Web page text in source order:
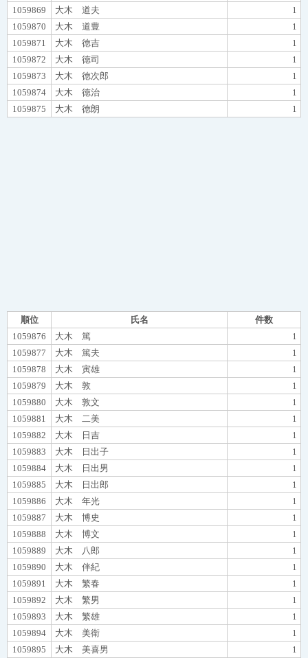
1059869
大木 道夫
1
1059870
大木 道豊
1
1059871
大木 徳吉
1
1059872
大木 徳司
1
1059873
大木 徳次郎
1
1059874
大木 徳治
1
1059875
大木 徳朗 1
順位 氏名
件数
1059876
大木 篤
1
1059877
大木 篤夫
1
1059878
大木 寅雄
1
1059879
大木 敦
1
1059880
大木 敦文
1
1059881
大木 二美
1
1059882
大木 日吉
1
1059883
大木 日出子
1
1059884
大木 日出男
1
1059885
大木 日出郎
1
1059886
大木 年光
1
1059887
大木 博史
1
1059888
大木 博文
1
1059889
大木 八郎
1
1059890
大木 伴紀
1
1059891
大木 繁春
1
1059892
大木 繁男
1
1059893
大木 繁雄
1
1059894
大木 美衛
1
1059895
大木 美喜男
1